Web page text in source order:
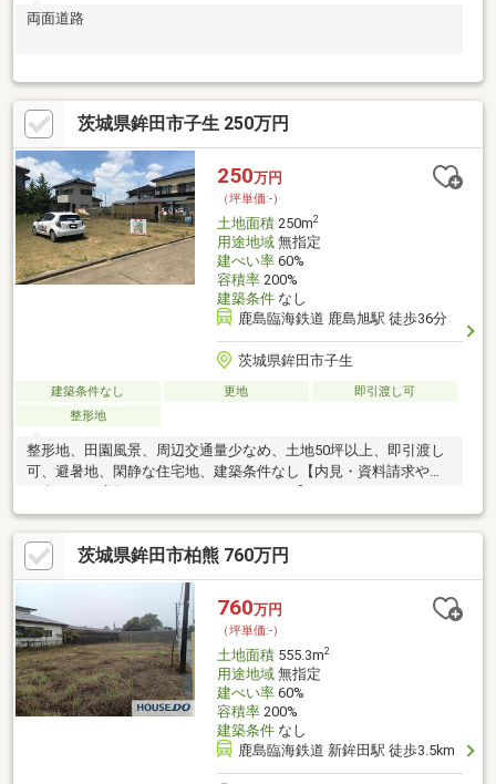
両面道路
茨城県鉾田市子生 250万円
250万円
（坪単価:-）
土地面積250m2
用途地域無指定
建ぺい率60%
容積率200%
建築条件なし
鹿島臨海鉄道 鹿島旭駅 徒歩36分
茨城県鉾田市子生
建築条件なし 更地
即引渡し可
整形地
整形地、田園風景、周辺交通量少なめ、土地50坪以上、即引渡し
可、避暑地、閑静な住宅地、建築条件なし【内見・資料請求や問
茨城県鉾田市柏熊 760万円
760万円
（坪単価:-）
土地面積555.3m2
用途地域無指定
建ぺい率60%
容積率200%
建築条件なし
鹿島臨海鉄道 新鉾田駅 徒歩3.5km